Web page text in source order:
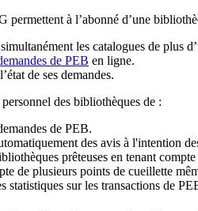
permettent à l’abonné d’une
les catalogues de plus
de PEB en ligne.
de ses demandes.
des bibliothèques de :
de PEB.
des avis à l'intention
prêteuses en tenant
de plusieurs points de cueillette
statistiques sur les transactions de